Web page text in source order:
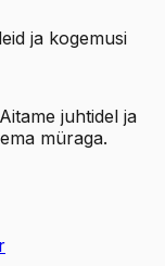
ja kogemusi
juhtidel ja
müraga.